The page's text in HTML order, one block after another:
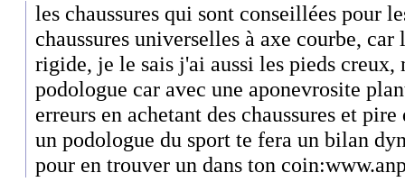
les chaussures qui sont conseillées pour
chaussures universelles à axe courbe,
rigide, je le sais j'ai aussi les pieds
podologue car avec une aponevrosite
erreurs en achetant des chaussures et
un podologue du sport te fera un bilan
pour en trouver un dans ton